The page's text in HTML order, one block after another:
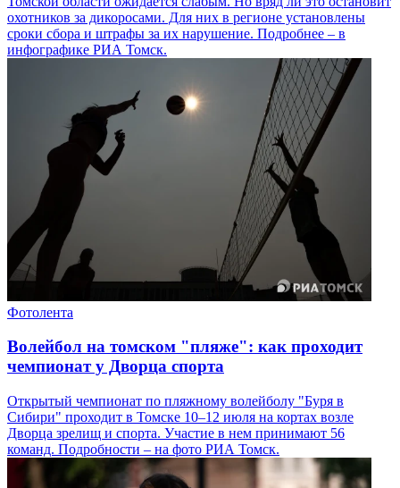
охотников за дикоросами. Для них в регионе установлены
сроки сбора и штрафы за их нарушение. Подробнее – в
инфографике РИА Томск.
Фотолента
Волейбол на томском "пляже": как проходит
чемпионат у Дворца спорта
Открытый чемпионат по пляжному волейболу "Буря в
Сибири" проходит в Томске 10–12 июля на кортах возле
Дворца зрелищ и спорта. Участие в нем принимают 56
команд. Подробности – на фото РИА Томск.